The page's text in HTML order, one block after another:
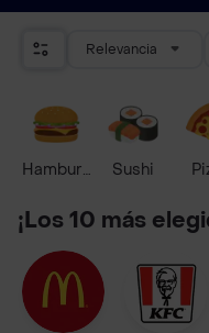
Relevancia
HamburguesaSushi
¡Los 10 más